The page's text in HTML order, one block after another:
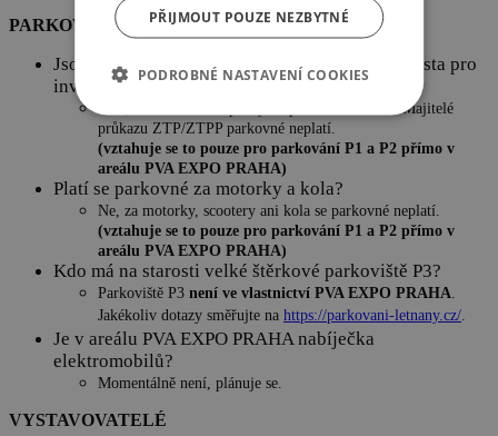
PARKOVÁNÍ
Jsou v areálu PVA EXPO PRAHA vyhrazená místa pro
invalidy?
Ano, více informací poskytne parkovací služba. Majitelé
průkazu ZTP/ZTPP parkovné neplatí.
(vztahuje se to pouze pro parkování P1 a P2 přímo v
areálu PVA EXPO PRAHA)
Platí se parkovné za motorky a kola?
Ne, za motorky, scootery ani kola se parkovné neplatí.
(vztahuje se to pouze pro parkování P1 a P2 přímo v
areálu PVA EXPO PRAHA)
Kdo má na starosti velké štěrkové parkoviště P3?
Parkoviště P3 není ve vlastnictví PVA EXPO PRAHA
Jakékoliv dotazy směřujte na https://parkovani-letnany.cz/
Je v areálu PVA EXPO PRAHA nabíječka
elektromobilů?
Momentálně není, plánuje se.
VYSTAVOVATELÉ
PŘIJMOUT POUZE NEZBYTNÉ
PODROBNÉ NASTAVENÍ COOKIES